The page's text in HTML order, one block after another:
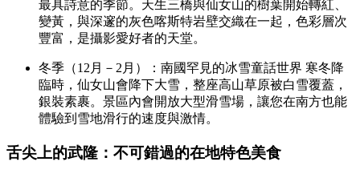
最具詩意的季節。天生三橋與仙女山的樹葉開始轉紅、
變黃，與深邃的灰色喀斯特岩壁交織在一起，色彩層次
豐富，是攝影愛好者的天堂。
冬季（12月－2月）：南國罕見的冰雪童話世界 寒冬降
臨時，仙女山會降下大雪，整座高山草原被白雪覆蓋，
銀裝素裹。景區內會開放大型滑雪場，讓您在南方也能
體驗到雪地滑行的速度與激情。
舌尖上的武隆：不可錯過的在地特色美食